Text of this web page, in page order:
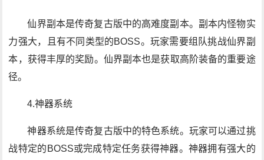
仙界副本是传奇复古版中的高难度副本。副本内怪物实
力强大，且有不同类型的BOSS。玩家需要组队挑战仙界副
本，获得丰厚的奖励。仙界副本也是获取高阶装备的重要途
径。
4.神器系统
神器系统是传奇复古版中的特色系统。玩家可以通过挑
战特定的BOSS或完成特定任务获得神器。神器拥有强大的